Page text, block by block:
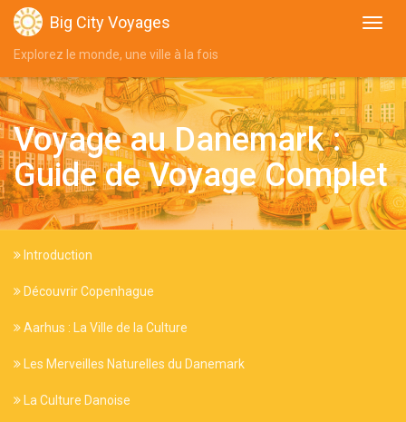
Big City Voyages
Explorez le monde, une ville à la fois
Voyage au Danemark :
Guide de Voyage Complet
Introduction
Découvrir Copenhague
Aarhus : La Ville de la Culture
Les Merveilles Naturelles du Danemark
La Culture Danoise